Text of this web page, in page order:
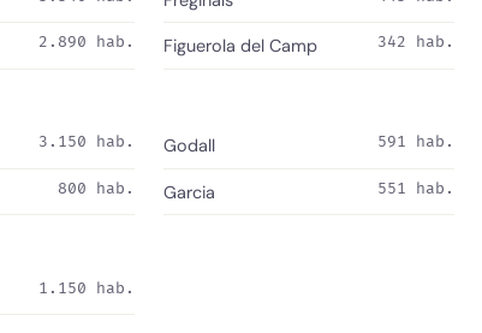
2.890 hab. Figuerola del Camp 342 hab.
3.150 hab.
800 hab.
Godall 591 hab.
Garcia 551 hab.
1.150 hab.